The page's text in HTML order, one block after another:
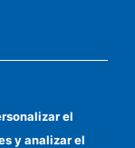
el
y analizar el